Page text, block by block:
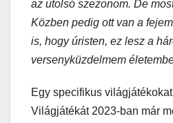
az utolsó szezonom. De
Közben pedig ott van a
is, hogy úristen, ez lesz a
versenyküzdelmem
Egy specifikus
Világjátékát 2023-ban már